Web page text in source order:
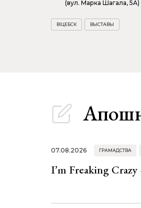
(вул. Марка Шагала, 5А)
ВІЦЕБСК ВЫСТАВЫ
07.08.2026 ГРАМАДСТВА
I’m Freaking Crazy